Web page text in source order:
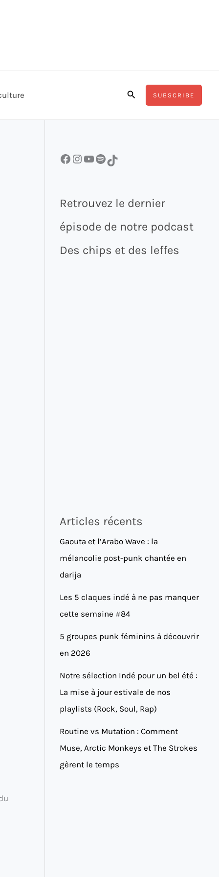
RechercherSUBSCRIBE
Facebook InstagramYouTube Spotify TikTok
Retrouvez le dernier
épisode de notre podcast
Des chips et des leffes
Articles récents
Gaouta et l’Arabo Wave : la
mélancolie post-punk chantée en
darija
Les 5 claques indé à ne pas manquer
cette semaine #84
5 groupes punk féminins à découvrir
en 2026
Notre sélection Indé pour un bel été :
La mise à jour estivale de nos
playlists (Rock, Soul, Rap)
Routine vs Mutation : Comment
Muse, Arctic Monkeys et The Strokes
gèrent le temps